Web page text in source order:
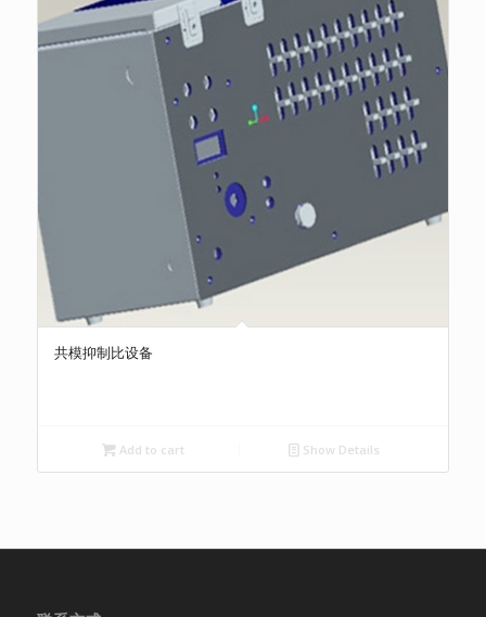
共模抑制比设备
Add to cart Show Details